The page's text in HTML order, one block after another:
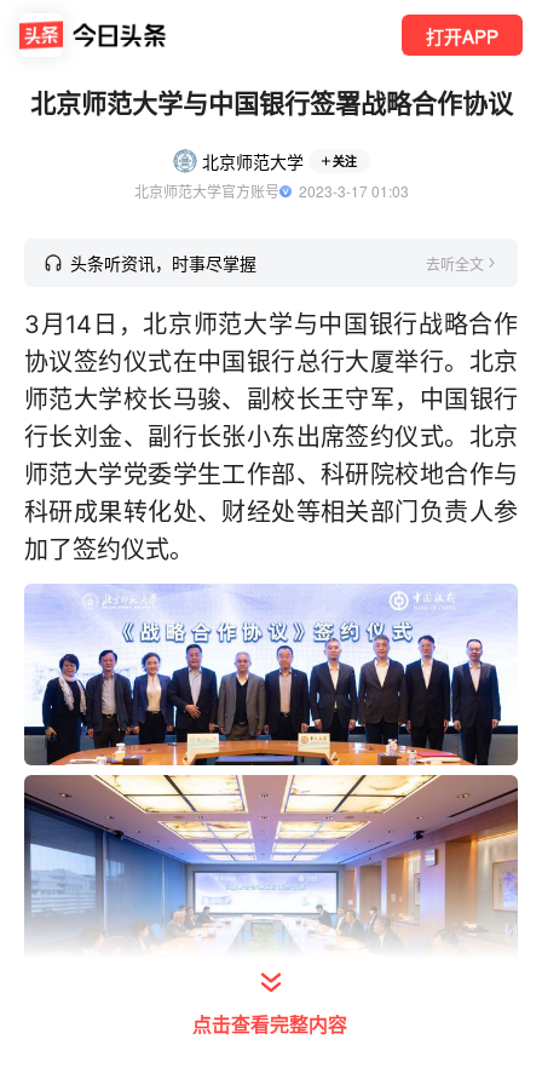
打开APP
北京师范大学与中国银行签署战略合作协议
北京师范大学 关注
北京师范大学官方账号
  2023-3-17 01:03
头条听资讯，时事尽掌握 去听全文
3月14日，北京师范大学与中国银行战略合作
协议签约仪式在中国银行总行大厦举行。北京
师范大学校长马骏、副校长王守军，中国银行
行长刘金、副行长张小东出席签约仪式。北京
师范大学党委学生工作部、科研院校地合作与
科研成果转化处、财经处等相关部门负责人参
加了签约仪式。
点击查看完整内容